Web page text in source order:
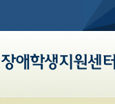
장애학생지원센터